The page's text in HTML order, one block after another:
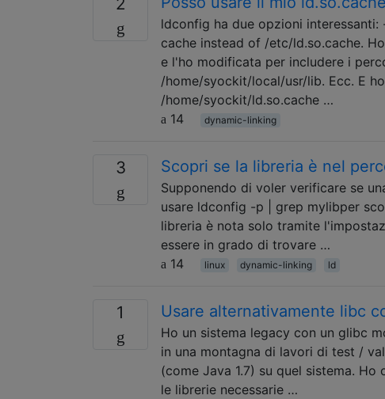
ldconfig ha due opzioni
cache instead of /etc/ld.so.cache.
e l'ho modificata per includere i
/home/syockit/local/usr/lib. Ecc. E
/home/syockit/ld.so.cache …
14
dynamic-linking
3 Scopri se la libreria è nel
Supponendo di voler verificare se
usare ldconfig -p | grep mylibper
libreria è nota solo tramite
essere in grado di trovare …
14
linux dynamic-linking ld
1 Usare alternativamente libc
Ho un sistema legacy con un glibc
in una montagna di lavori di test /
(come Java 1.7) su quel sistema.
le librerie necessarie …